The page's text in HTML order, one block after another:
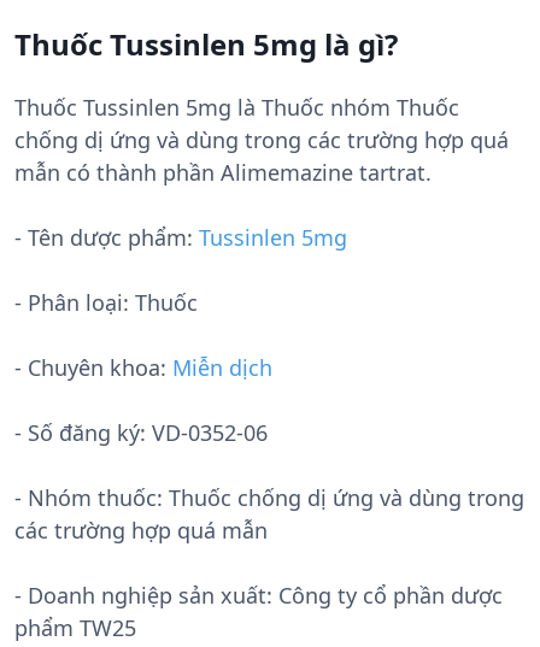
Thuốc Tussinlen 5mg là gì?
Thuốc Tussinlen 5mg là Thuốc nhóm Thuốc
chống dị ứng và dùng trong các trường hợp quá
mẫn có thành phần Alimemazine tartrat.
- Tên dược phẩm: Tussinlen 5mg
- Phân loại: Thuốc
- Chuyên khoa: Miễn dịch
- Số đăng ký: VD-0352-06
- Nhóm thuốc: Thuốc chống dị ứng và dùng trong
các trường hợp quá mẫn
- Doanh nghiệp sản xuất: Công ty cổ phần dược
phẩm TW25